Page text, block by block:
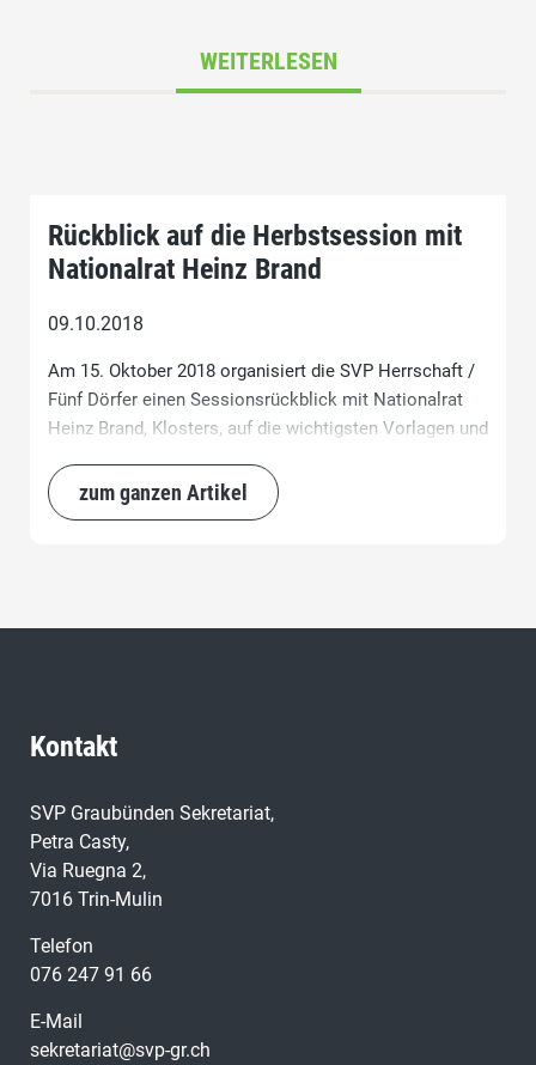
WEITERLESEN
Rückblick auf die Herbstsession mit
Nationalrat Heinz Brand
09.10.2018
Am 15. Oktober 2018 organisiert die SVP Herrschaft /
Fünf Dörfer einen Sessionsrückblick mit Nationalrat
Heinz Brand, Klosters, auf die wichtigsten Vorlagen und
Räte. Unser Nationalrat steht dem Publikum
anschliessend für weitere Auskünfte zu den einzelnen
zum ganzen Artikel
Kontakt
SVP Graubünden Sekretariat,
Petra Casty,
Via Ruegna 2,
7016 Trin-Mulin
Telefon
076 247 91 66
E-Mail
sekretariat@svp-gr.ch